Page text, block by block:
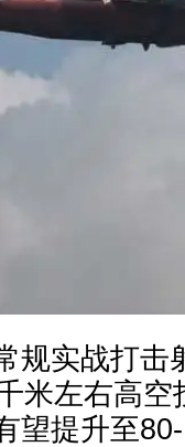
规实战打击
米左右高
望提升至